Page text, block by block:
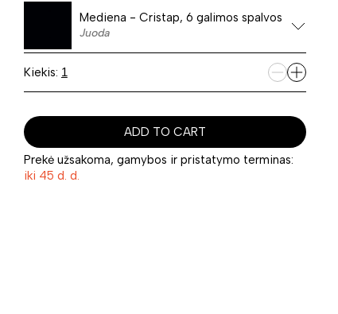
Mediena - Cristap, 6 galimos spalvos
Juoda
Kiekis:
ADD TO CART
Prekė užsakoma, gamybos ir pristatymo terminas:
iki 45 d. d.